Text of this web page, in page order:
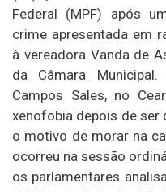
Federal (MPF) após
crime apresentada em
à vereadora Vanda de
da Câmara
Campos Sales, no
xenofobia depois de ser
o motivo de morar na
ocorreu na sessão
os parlamentares